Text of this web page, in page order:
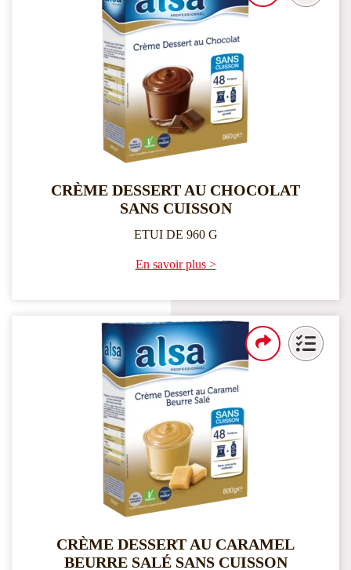
CRÈME DESSERT AU CHOCOLAT
SANS CUISSON
ETUI DE 960 G
En savoir plus >
CRÈME DESSERT AU CARAMEL
BEURRE SALÉ SANS CUISSON